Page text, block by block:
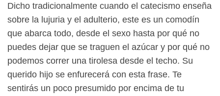
Dicho tradicionalmente cuando el catecismo enseña
sobre la lujuria y el adulterio, este es un comodín
que abarca todo, desde el sexo hasta por qué no
puedes dejar que se traguen el azúcar y por qué no
podemos correr una tirolesa desde el techo. Su
querido hijo se enfurecerá con esta frase. Te
sentirás un poco presumido por encima de tu